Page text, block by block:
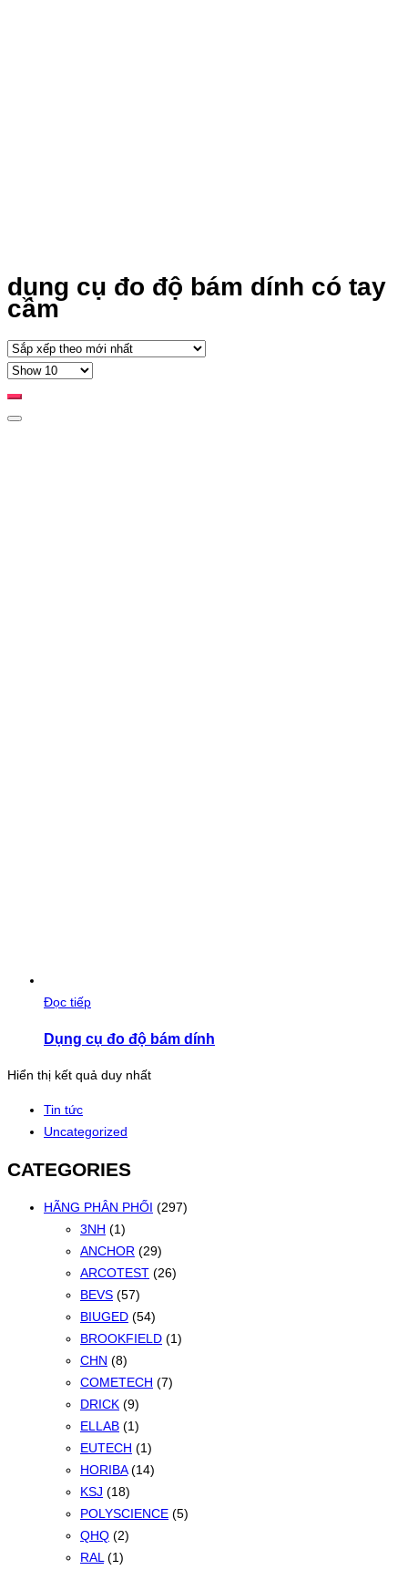
dụng cụ đo độ bám dính có tay
cầm
Đọc tiếp
Dụng cụ đo độ bám dính
Hiển thị kết quả duy nhất
Tin tức
Uncategorized
CATEGORIES
HÃNG PHÂN PHỐI (297)
3NH (1)
ANCHOR (29)
ARCOTEST (26)
BEVS (57)
BIUGED (54)
BROOKFIELD (1)
CHN (8)
COMETECH (7)
DRICK (9)
ELLAB (1)
EUTECH (1)
HORIBA (14)
KSJ (18)
POLYSCIENCE (5)
QHQ (2)
RAL (1)